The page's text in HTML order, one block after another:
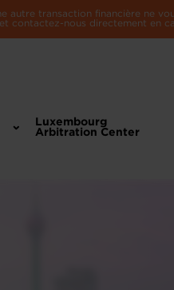
transaction financière ne
contactez-nous directement en
Luxembourg
Arbitration Center